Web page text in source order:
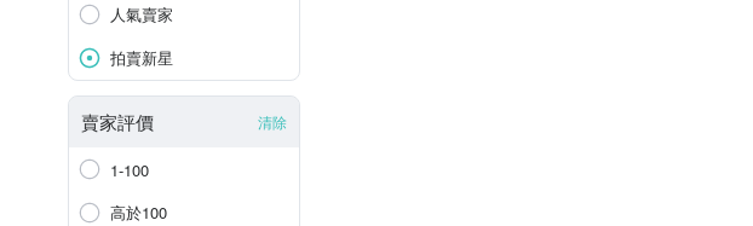
人氣賣家
拍賣新星
賣家評價 清除
1-100
高於100